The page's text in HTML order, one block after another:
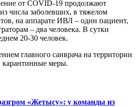
от COVID-19 продолжают
числа заболевших, в тяжелом
на аппарате ИВЛ – один пациент,
– два человека. В сутки
20-30 человек.
главного санврача на территории
карантинные меры.
«Жетысу»: у команды из